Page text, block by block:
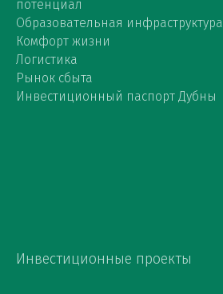
потенциал
Образовательная инфраструктура
Комфорт жизни
Логистика
Рынок сбыта
Инвестиционный паспорт Дубны
Инвестиционные проекты